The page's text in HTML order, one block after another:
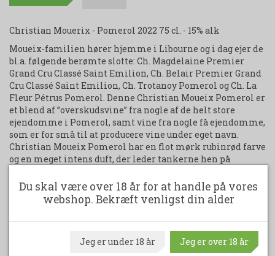
Christian Mouerix - Pomerol 2022 75 cl. - 15% alk
Moueix-familien hører hjemme i Libourne og i dag ejer de
bl.a. følgende berømte slotte: Ch. Magdelaine Premier
Grand Cru Classé Saint Emilion, Ch. Belair Premier Grand
Cru Classé Saint Emilion, Ch. Trotanoy Pomerol og Ch. La
Fleur Pétrus Pomerol. Denne Christian Moueix Pomerol er
et blend af ”overskudsvine” fra nogle af de helt store
ejendomme i Pomerol, samt vine fra nogle få ejendomme,
som er for små til at producere vine under eget navn.
Christian Moueix Pomerol har en flot mørk rubinrød farve
og en meget intens duft, der leder tankerne hen på
og fyldig og den lange eftersmag blød og med et fint strejf
af vanille.
Velegnet til rødt kød, vildt og gode oste.
Udskriv produktark
Du skal være over 18 år for at handle på vores
webshop. Bekræft venligst din alder
Jeg er under 18 år Jeg er over 18 år